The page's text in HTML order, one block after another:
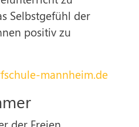
Selbstgefühl der
positiv zu
mannheim.de